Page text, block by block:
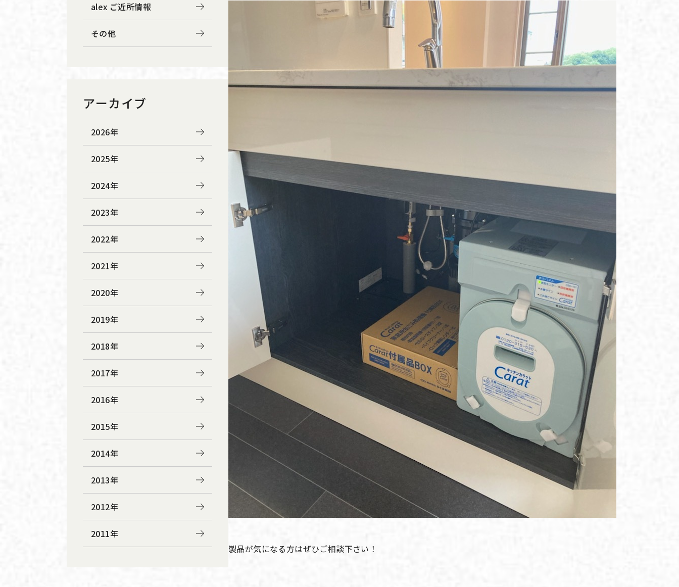
alex ご近所情報
その他
アーカイブ
2026年
2025年
2024年
2023年
2022年
2021年
2020年
2019年
2018年
2017年
2016年
2015年
2014年
2013年
2012年
2011年
製品が気になる方はぜひご相談下さい！